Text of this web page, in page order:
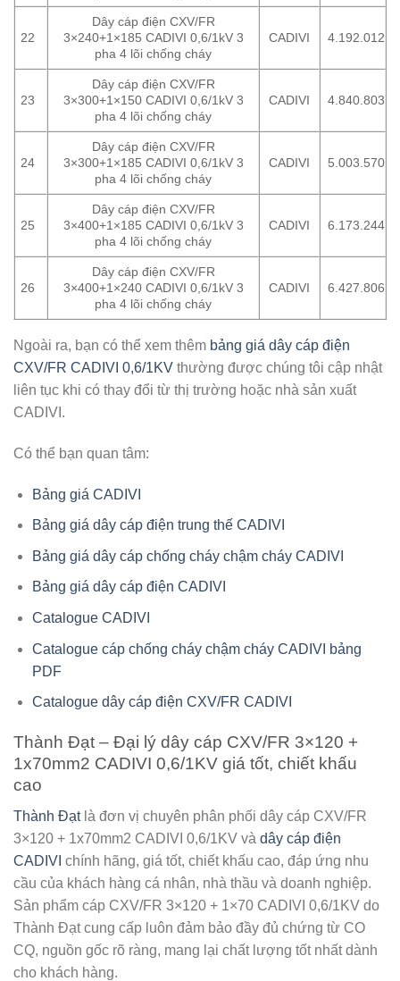
22
Dây cáp điện CXV/FR
3×240+1×185 CADIVI 0,6/1kV 3
pha 4 lõi chống cháy
CADIVI 4.192.012
23
Dây cáp điện CXV/FR
3×300+1×150 CADIVI 0,6/1kV 3
pha 4 lõi chống cháy
CADIVI 4.840.803
24
Dây cáp điện CXV/FR
3×300+1×185 CADIVI 0,6/1kV 3
pha 4 lõi chống cháy
CADIVI 5.003.570
25
Dây cáp điện CXV/FR
3×400+1×185 CADIVI 0,6/1kV 3
pha 4 lõi chống cháy
CADIVI 6.173.244
26
Dây cáp điện CXV/FR
3×400+1×240 CADIVI 0,6/1kV 3
pha 4 lõi chống cháy
CADIVI 6.427.806
Ngoài ra, bạn có thể xem thêm bảng giá dây cáp điện
CXV/FR CADIVI 0,6/1KV thường được chúng tôi cập nhật
liên tục khi có thay đổi từ thị trường hoặc nhà sản xuất
CADIVI.
Có thể bạn quan tâm:
Bảng giá CADIVI
Bảng giá dây cáp điện trung thế CADIVI
Bảng giá dây cáp chống cháy chậm cháy CADIVI
Bảng giá dây cáp điện CADIVI
Catalogue CADIVI
Catalogue cáp chống cháy chậm cháy CADIVI bảng
PDF
Catalogue dây cáp điện CXV/FR CADIVI
Thành Đạt – Đại lý dây cáp CXV/FR 3×120 +
1x70mm2 CADIVI 0,6/1KV giá tốt, chiết khấu
cao
Thành Đạtlà đơn vị chuyên phân phối dây cáp CXV/FR
3×120 + 1x70mm2 CADIVI 0,6/1KV và dây cáp điện
CADIVI chính hãng, giá tốt, chiết khấu cao, đáp ứng nhu
cầu của khách hàng cá nhân, nhà thầu và doanh nghiệp.
Sản phẩm cáp CXV/FR 3×120 + 1×70 CADIVI 0,6/1KV do
Thành Đạt cung cấp luôn đảm bảo đầy đủ chứng từ CO
CQ, nguồn gốc rõ ràng, mang lại chất lượng tốt nhất dành
cho khách hàng.